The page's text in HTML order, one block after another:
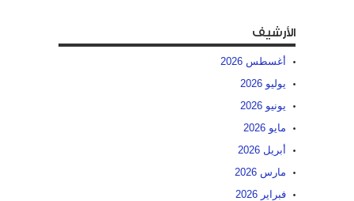
الأرشيف
أغسطس 2026
يوليو 2026
يونيو 2026
مايو 2026
أبريل 2026
مارس 2026
فبراير 2026